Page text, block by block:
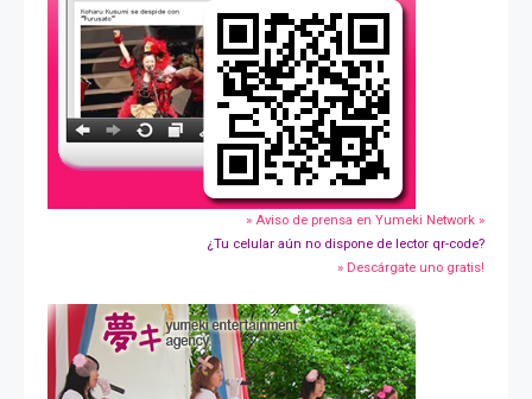
» Aviso de prensa en Yumeki Network »
¿Tu celular aún no dispone de lector qr-code?
» Descárgate uno gratis!